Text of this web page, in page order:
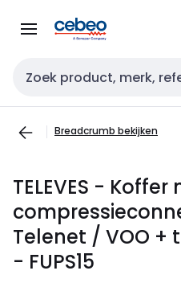
naar
naar
Zoekveld invoer
Breadcrumb bekijken
TELEVES - Koffer
Telenet / VOO +
- FUPS15